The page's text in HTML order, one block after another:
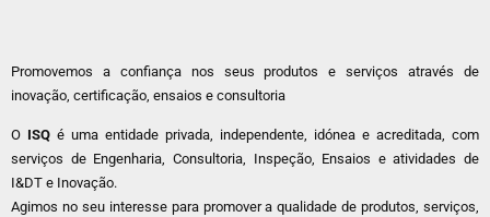
Promovemos a confiança nos seus produtos e serviços através de
inovação, certificação, ensaios e consultoria
O ISQ é uma entidade privada, independente, idónea e acreditada, com
serviços de Engenharia, Consultoria, Inspeção, Ensaios e atividades de
I&DT e Inovação.
Agimos no seu interesse para promover a qualidade de produtos, serviços,